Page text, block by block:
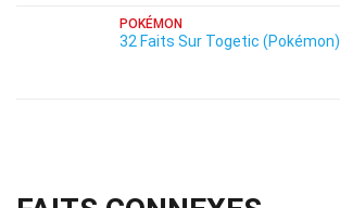
POKÉMON
32 Faits Sur Togetic (Pokémon)